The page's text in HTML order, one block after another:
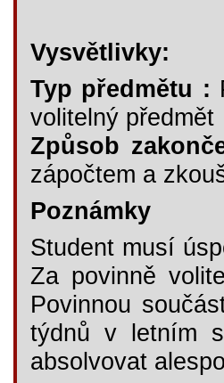
Vysvětlivky:
Typ předmětu :
volitelný předmět
Způsob
zápočtem a
Poznámky
Student musí
Za povinně
Povinnou
týdnů v letním
absolvovat